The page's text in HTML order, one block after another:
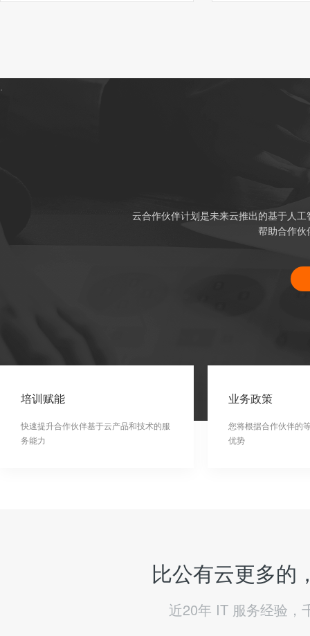
.
云合作伙伴计划是未来云推出的基于人
帮助合作伙
培训赋能
快速提升合作伙伴基于云产品和技术的服
务能力
业务政策
您将根据合作伙伴的
优势
比公有云更多的
近20年 IT 服务经验，